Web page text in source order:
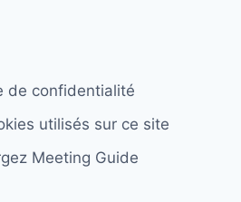
de confidentialité
utilisés sur ce site
Meeting Guide